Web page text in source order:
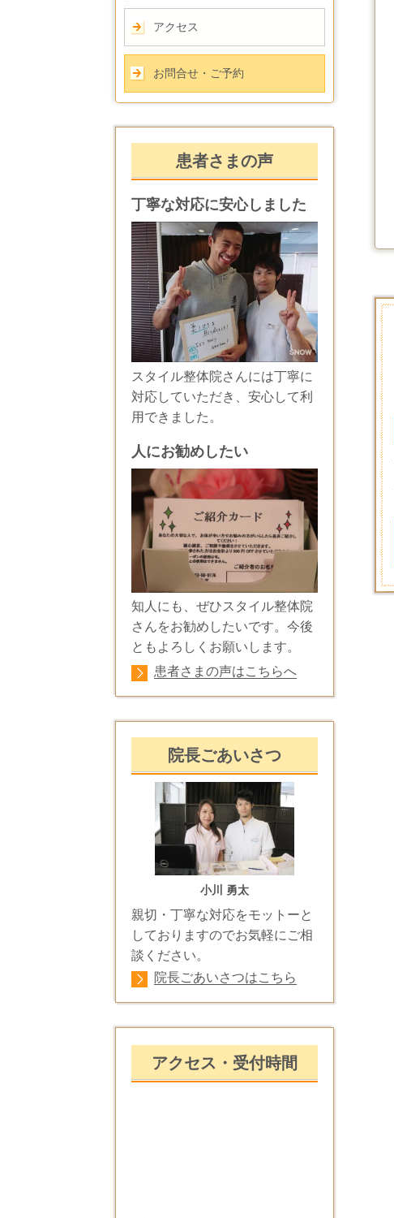
アクセス
お問合せ・ご予約
患者さまの声
丁寧な対応に安心しました
スタイル整体院さんには丁寧に
対応していただき、安心して利
用できました。
人にお勧めしたい
知人にも、ぜひスタイル整体院
さんをお勧めしたいです。今後
ともよろしくお願いします。
患者さまの声はこちらへ
院長ごあいさつ
小川 勇太
親切・丁寧な対応をモットーと
しておりますのでお気軽にご相
談ください。
院長ごあいさつはこちら
アクセス・受付時間